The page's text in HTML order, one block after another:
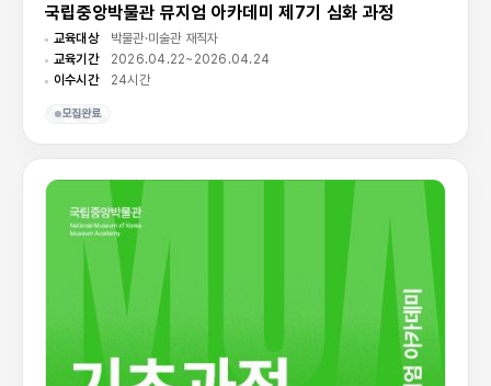
국립중앙박물관 뮤지엄 아카데미 제7기 심화 과정
교육대상
박물관·미술관 재직자
교육기간
2026.04.22~2026.04.24
이수시간
24시간
모집완료